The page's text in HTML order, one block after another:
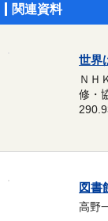
関連資料
世界
ＮＨ
修・
図書
高野